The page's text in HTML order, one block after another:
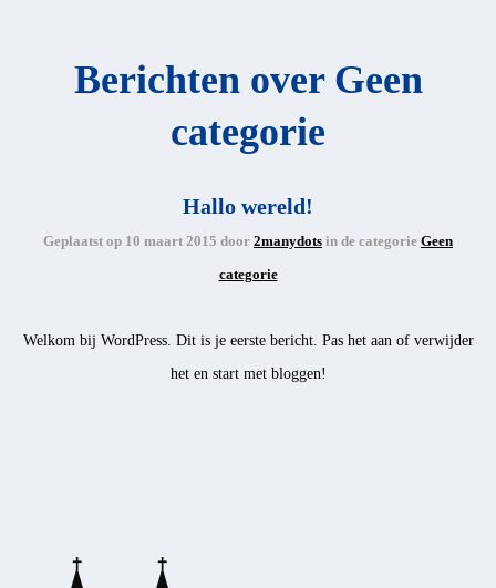
Berichten over Geen
categorie
Hallo wereld!
Geplaatst op 10 maart 2015 door 2manydots in de categorie Geen
categorie
Welkom bij WordPress. Dit is je eerste bericht. Pas het aan of verwijder
het en start met bloggen!